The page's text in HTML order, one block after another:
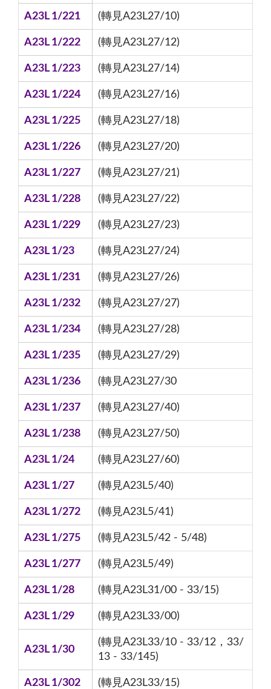
A23L 1/221 (轉見A23L27/10)
A23L 1/222 (轉見A23L27/12)
A23L 1/223 (轉見A23L27/14)
A23L 1/224 (轉見A23L27/16)
A23L 1/225 (轉見A23L27/18)
A23L 1/226 (轉見A23L27/20)
A23L 1/227 (轉見A23L27/21)
A23L 1/228 (轉見A23L27/22)
A23L 1/229 (轉見A23L27/23)
A23L 1/23 (轉見A23L27/24)
A23L 1/231 (轉見A23L27/26)
A23L 1/232 (轉見A23L27/27)
A23L 1/234 (轉見A23L27/28)
A23L 1/235 (轉見A23L27/29)
A23L 1/236 (轉見A23L27/30
A23L 1/237 (轉見A23L27/40)
A23L 1/238 (轉見A23L27/50)
A23L 1/24 (轉見A23L27/60)
A23L 1/27 (轉見A23L5/40)
A23L 1/272 (轉見A23L5/41)
A23L 1/275 (轉見A23L5/42 - 5/48)
A23L 1/277 (轉見A23L5/49)
A23L 1/28 (轉見A23L31/00 - 33/15)
A23L 1/29 (轉見A23L33/00)
A23L 1/30
(轉見A23L33/10 - 33/12，33/
13 - 33/145)
A23L 1/302 (轉見A23L33/15)